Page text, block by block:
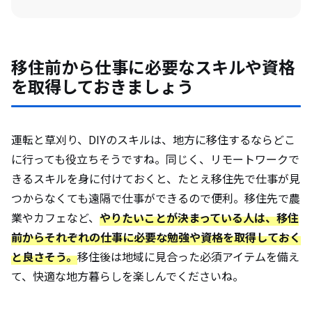
移住前から仕事に必要なスキルや資格
を取得しておきましょう
運転と草刈り、DIYのスキルは、地方に移住するならどこ
に行っても役立ちそうですね。同じく、リモートワークで
きるスキルを身に付けておくと、たとえ移住先で仕事が見
つからなくても遠隔で仕事ができるので便利。移住先で農
業やカフェなど、 やりたいことが決まっている人は、移住
前からそれぞれの仕事に必要な勉強や資格を取得しておく
と良さそう。移住後は地域に見合った必須アイテムを備え
て、快適な地方暮らしを楽しんでくださいね。